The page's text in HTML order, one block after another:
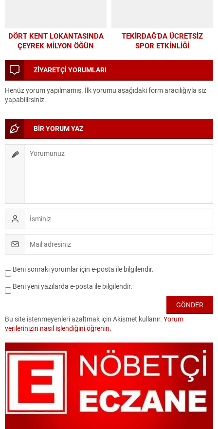
DÖRT KENT LOKANTASINDA
ÇEYREK MİLYON ÖĞÜN
TEKİRDAĞ’DA ÜCRETSİZ
SPOR ETKİNLİĞİ
ZİYARETÇİ YORUMLARI
Henüz yorum yapılmamış. İlk yorumu aşağıdaki form aracılığıyla siz
yapabilirsiniz.
BİR YORUM YAZ
Beni sonraki yorumlar için e-posta ile bilgilendir.
Beni yeni yazılarda e-posta ile bilgilendir.
Bu site istenmeyenleri azaltmak için Akismet kullanır. Yorum
verilerinizin nasıl işlendiğini öğrenin.